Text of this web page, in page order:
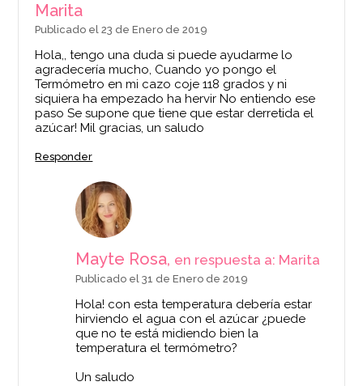
Marita
Publicado el 23 de Enero de 2019
Hola,, tengo una duda si puede ayudarme lo
agradecería mucho, Cuando yo pongo el
Termómetro en mi cazo coje 118 grados y ni
siquiera ha empezado ha hervir No entiendo ese
paso Se supone que tiene que estar derretida el
azúcar! Mil gracias, un saludo
Responder
Mayte Rosa, en respuesta a: Marita
Publicado el 31 de Enero de 2019
Hola! con esta temperatura debería estar
hirviendo el agua con el azúcar ¿puede
que no te está midiendo bien la
temperatura el termómetro?
Un saludo